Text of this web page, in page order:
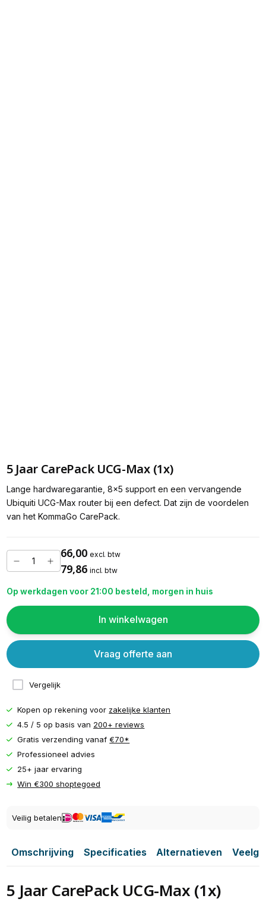
5 Jaar CarePack UCG-Max (1x)
Lange hardwaregarantie, 8x5 support en een vervangende
Ubiquiti UCG-Max router bij een defect. Dat zijn de voordelen
van het KommaGo CarePack.
66,00 excl. btw
79,86 incl. btw
Op werkdagen voor 21:00 besteld, morgen in huis
In winkelwagen
Vergelijk
Vraag offerte aan
Kopen op rekening voor zakelijke klanten
4.5 / 5 op basis van 200+ reviews
Gratis verzending vanaf€70*
Professioneel advies
25+ jaar ervaring
Win €300 shoptegoed
Veilig betalen
Omschrijving Specificaties Alternatieven
5 Jaar CarePack UCG-Max (1x)